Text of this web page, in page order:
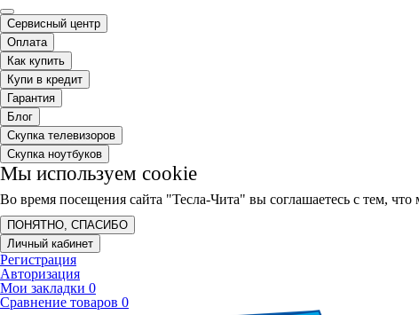
Сервисный центр
Оплата
Как купить
Купи в кредит
Гарантия
Блог
Скупка телевизоров
Скупка ноутбуков
Мы используем cookie
Во время посещения сайта "Тесла-Чита" вы соглашаетесь с тем,
ПОНЯТНО, СПАСИБО
Личный кабинет
Регистрация
Авторизация
Мои закладки 0
Сравнение товаров 0